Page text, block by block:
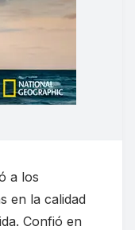
a los
en la calidad
Confió en